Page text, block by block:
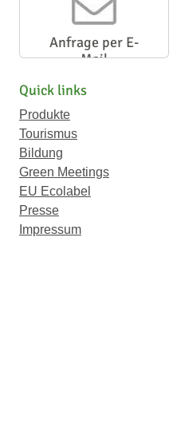
Anfrage per E-
Mail
Quick links
Produkte
Tourismus
Bildung
Green Meetings
EU Ecolabel
Presse
Impressum